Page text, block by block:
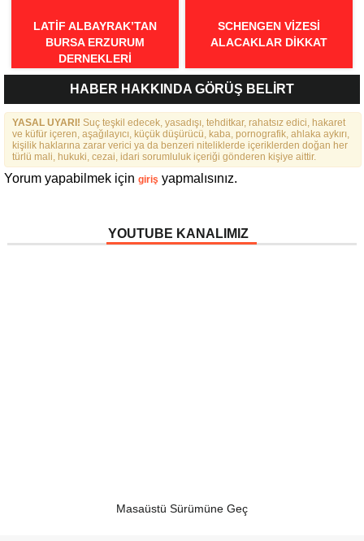
LATIF ALBAYRAK’TAN
BURSA ERZURUM
DERNEKLERI
FEDERASYONU İÇIN 25
MADDELIK BÜYÜK VIZYON:
“DAHA GÜÇLÜ, DAHA ETKIN,
DAHA KAPSAYICI BIR
FEDERASYON İÇIN YOLA
ÇIKTIK”
SCHENGEN VİZESİ
ALACAKLAR DİKKAT
HABER HAKKINDA GÖRÜŞ BELİRT
YASAL UYARI! Suç teşkil edecek, yasadışı, tehditkar, rahatsız edici, hakaret
ve küfür içeren, aşağılayıcı, küçük düşürücü, kaba, pornografik, ahlaka aykırı,
kişilik haklarına zarar verici ya da benzeri niteliklerde içeriklerden doğan her
türlü mali, hukuki, cezai, idari sorumluluk içeriği gönderen kişiye aittir.
Yorum yapabilmek için giriş yapmalısınız.
YOUTUBE KANALIMIZ
Masaüstü Sürümüne Geç